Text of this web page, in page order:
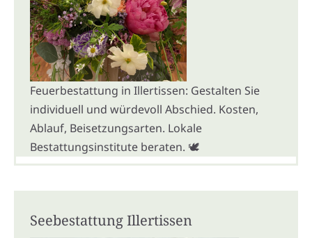
Feuerbestattung in Illertissen: Gestalten Sie
individuell und würdevoll Abschied. Kosten,
Ablauf, Beisetzungsarten. Lokale
Bestattungsinstitute beraten. 🕊️
Seebestattung Illertissen